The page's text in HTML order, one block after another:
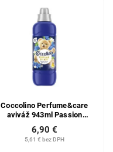
Coccolino Perfume&care
aviváž 943ml Passion
5,61 € bez DPH
6,90 €